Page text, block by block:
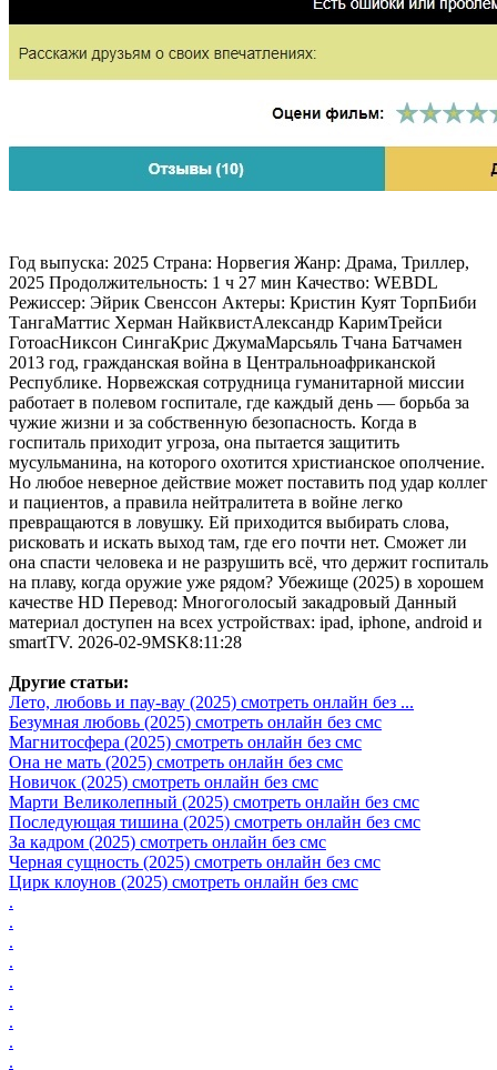
Год выпуска: 2025 Страна: Норвегия Жанр: Драма, Триллер,
2025 Продолжительность: 1 ч 27 мин Качество: WEBDL
Режиссер: Эйрик Свенссон Актеры: Кристин Куят ТорпБиби
ТангаМаттис Херман НайквистАлександр КаримТрейси
ГотоасНиксон СингаКрис ДжумаМарсьяль Тчана Батчамен
2013 год, гражданская война в Центральноафриканской
Республике. Норвежская сотрудница гуманитарной миссии
работает в полевом госпитале, где каждый день — борьба за
чужие жизни и за собственную безопасность. Когда в
госпиталь приходит угроза, она пытается защитить
мусульманина, на которого охотится христианское ополчение.
Но любое неверное действие может поставить под удар коллег
и пациентов, а правила нейтралитета в войне легко
превращаются в ловушку. Ей приходится выбирать слова,
рисковать и искать выход там, где его почти нет. Сможет ли
она спасти человека и не разрушить всё, что держит госпиталь
на плаву, когда оружие уже рядом? Убежище (2025) в хорошем
качестве HD Перевод: Многоголосый закадровый Данный
материал доступен на всех устройствах: ipad, iphone, android и
smartTV. 2026-02-9MSK8:11:28
Другие статьи:
Лето, любовь и пау-вау (2025) смотреть онлайн без ...
Безумная любовь (2025) смотреть онлайн без смс
Магнитосфера (2025) смотреть онлайн без смс
Она не мать (2025) смотреть онлайн без смс
Новичок (2025) смотреть онлайн без смс
Марти Великолепный (2025) смотреть онлайн без смс
Последующая тишина (2025) смотреть онлайн без смс
За кадром (2025) смотреть онлайн без смс
Черная сущность (2025) смотреть онлайн без смс
Цирк клоунов (2025) смотреть онлайн без смс
.
.
.
.
.
.
.
.
.